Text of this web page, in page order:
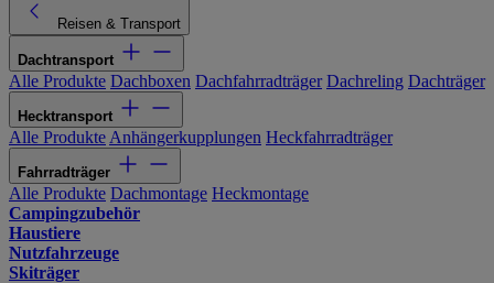
Reisen & Transport
Dachtransport
Alle Produkte Dachboxen Dachfahrradträger Dachreling Dachträger
Hecktransport
Alle Produkte Anhängerkupplungen Heckfahrradträger
Fahrradträger
Alle Produkte Dachmontage Heckmontage
Campingzubehör
Haustiere
Nutzfahrzeuge
Skiträger